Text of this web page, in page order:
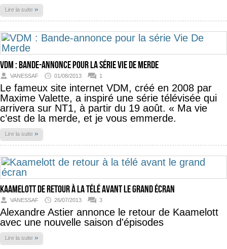
Lire la suite »
VDM : Bande-annonce pour la série Vie De Merde
VANESSAF 01/08/2013 1
Le fameux site internet VDM, créé en 2008 par
Maxime Valette, a inspiré une série télévisée qui
arrivera sur NT1, à partir du 19 août. « Ma vie
c’est de la merde, et je vous emmerde.
Lire la suite »
Kaamelott de retour à la télé avant le grand écran
VANESSAF 26/07/2013 3
Alexandre Astier annonce le retour de Kaamelott
avec une nouvelle saison d'épisodes
Lire la suite »